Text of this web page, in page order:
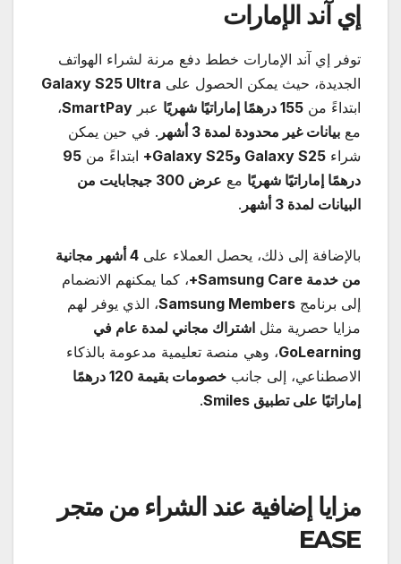
إي آند الإمارات
توفر إي آند الإمارات خطط دفع مرنة لشراء الهواتف
الجديدة، حيث يمكن الحصول على Galaxy S25 Ultra
ابتداءً من 155 درهمًا إماراتيًا شهريًا عبر SmartPay،
مع بيانات غير محدودة لمدة 3 أشهر
. في حين يمكن
شراء Galaxy S25 وGalaxy S25+ ابتداءً من 95
درهمًا إماراتيًا شهريًا مع
عرض 300 جيجابايت من
البيانات لمدة 3 أشهر
.
بالإضافة إلى ذلك، يحصل العملاء على 4 أشهر مجانية
من خدمة
، كما يمكنهم الانضمام
إلى برنامج Samsung Members، الذي يوفر لهم
مزايا حصرية مثل اشتراك مجاني لمدة عام في
GoLearning، وهي منصة تعليمية مدعومة بالذكاء
الاصطناعي، إلى جانب
خصومات بقيمة 120 درهمًا
إماراتيًا على تطبيق
.
مزايا إضافية عند الشراء من متجر
EASE